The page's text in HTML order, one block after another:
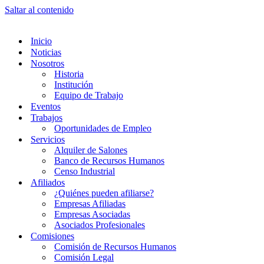
Saltar al contenido
Inicio
Noticias
Nosotros
Historia
Institución
Equipo de Trabajo
Eventos
Trabajos
Oportunidades de Empleo
Servicios
Alquiler de Salones
Banco de Recursos Humanos
Censo Industrial
Afiliados
¿Quiénes pueden afiliarse?
Empresas Afiliadas
Empresas Asociadas
Asociados Profesionales
Comisiones
Comisión de Recursos Humanos
Comisión Legal